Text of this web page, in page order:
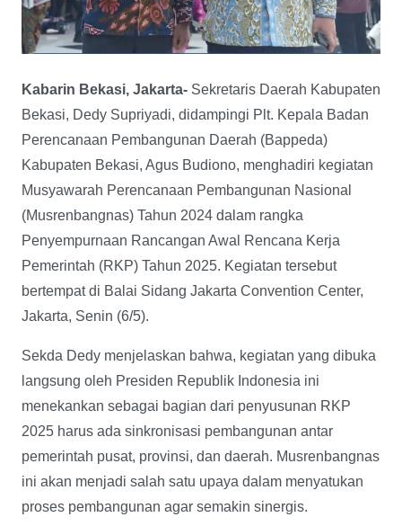
Kabarin Bekasi, Jakarta- Sekretaris Daerah Kabupaten
Bekasi, Dedy Supriyadi, didampingi Plt. Kepala Badan
Perencanaan Pembangunan Daerah (Bappeda)
Kabupaten Bekasi, Agus Budiono, menghadiri kegiatan
Musyawarah Perencanaan Pembangunan Nasional
(Musrenbangnas) Tahun 2024 dalam rangka
Penyempurnaan Rancangan Awal Rencana Kerja
Pemerintah (RKP) Tahun 2025. Kegiatan tersebut
bertempat di Balai Sidang Jakarta Convention Center,
Jakarta, Senin (6/5).
Sekda Dedy menjelaskan bahwa, kegiatan yang dibuka
langsung oleh Presiden Republik Indonesia ini
menekankan sebagai bagian dari penyusunan RKP
2025 harus ada sinkronisasi pembangunan antar
pemerintah pusat, provinsi, dan daerah. Musrenbangnas
ini akan menjadi salah satu upaya dalam menyatukan
proses pembangunan agar semakin sinergis.